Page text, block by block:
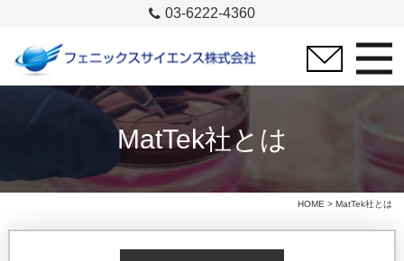
03-6222-4360
MatTek社とは
HOME > MatTek社とは